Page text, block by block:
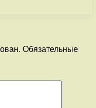
Обязательные